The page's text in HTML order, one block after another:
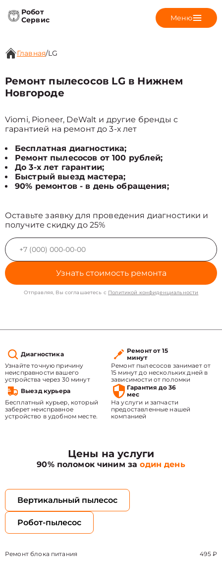
Робот
Сервис
Меню
Главная/LG
Ремонт пылесосов LG в Нижнем
Новгороде
Viomi, Pioneer, DeWalt и другие бренды с
гарантией на ремонт до 3-х лет
Бесплатная диагностика;
Ремонт пылесосов от 100 рублей;
До 3-х лет гарантии;
Быстрый выезд мастера;
90% ремонтов - в день обращения;
Оставьте заявку для проведения диагностики и
получите скидку до 25%
Узнать стоимость ремонта
Отправляя, Вы соглашаетесь с Политикой конфиденциальности
Диагностика
Узнайте точную причину
неисправности вашего
устройства через 30 минут
Ремонт от 15
минут
Ремонт пылесосов занимает от
15 минут до нескольких дней в
зависимости от поломки
Выезд курьера
Бесплатный курьер, который
заберет неисправное
устройство в удобном месте.
Гарантия до 36
мес
На услуги и запчасти
предоставленные нашей
компанией
Цены на услуги
90% поломок чиним заодин день
Вертикальный пылесос
Робот-пылесос
Ремонт блока питания 495 ₽